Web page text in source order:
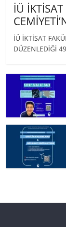
İÜ
İÜ İKTİSAT
DÜZENLEDİĞİ